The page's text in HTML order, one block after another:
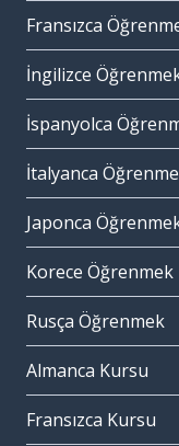
Fransızca
İngilizce
İspanyolca
İtalyanca
Japonca
Korece Öğrenmek
Rusça Öğrenmek
Almanca Kursu
Fransızca Kursu